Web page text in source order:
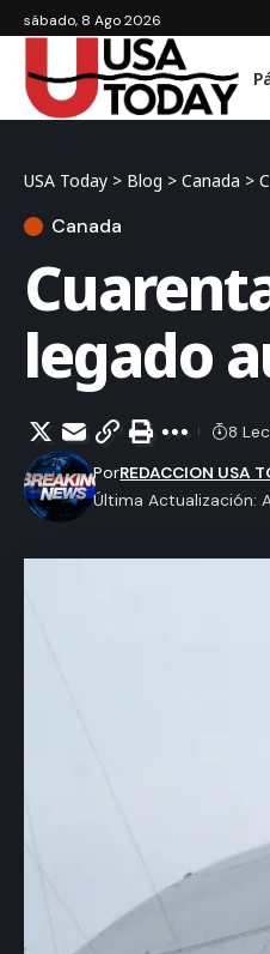
sábado, 8 Ago 2026
USA Today > Blog > Canada >
Canada
legado
Última Actualización:
PorREDACCION USA
8